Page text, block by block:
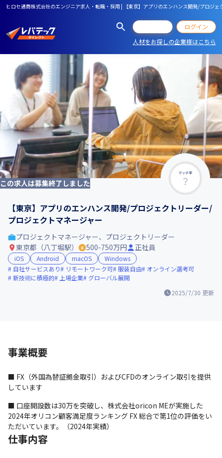
ヒロセ通商株式会社のエンジニア求人・転職・採用 | 【東京】アプリのエンハンス開発/プロジ
ログイン
人材をお探しの企業様はこちら
マッチ率
この求人は募集終了しました
【東京】アプリのエンハンス開発/プロジェクトリーダー/
プロジェクトマネージャー
2025/7/30 更新
プロジェクトマネージャー、プロジェクトリーダー
東京都（八丁堀駅）
500-750万円 正社員
iOS Android macOS
Windows
自社サービスあり
リモートワーク可 服装自由
オンライン選考可
新技術に積極的
上場企業 グローバル展開
事業概要
■ FX（外国為替証拠金取引）およびCFDのオンライン取引を提供
しています
■ 口座開設数は30万を突破し、株式会社oricon MEが実施した
2024年オリコン顧客満足度ランキング FX 総合で第1位の評価をい
ただいています。（2024年実績）
仕事内容